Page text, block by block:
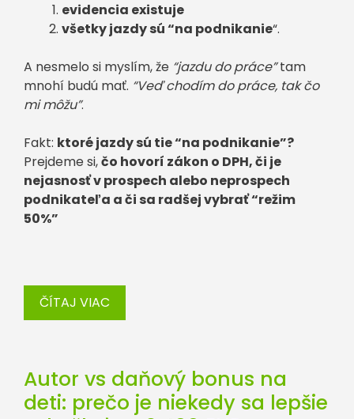
evidencia existuje
všetky jazdy sú “na podnikanie“.
A nesmelo si myslím, že “jazdu do práce”tam
mnohí budú mať. “Veď chodím do práce, tak čo
mi môžu”.
Fakt: ktoré jazdy sú tie “na podnikanie”?
Prejdeme si,čo hovorí zákon o DPH, či je
nejasnosť v prospech alebo neprospech
podnikateľa a či sa radšej vybrať “režim
50%”
ČÍTAJ VIAC
Autor vs daňový bonus na
deti: prečo je niekedy sa lepšie